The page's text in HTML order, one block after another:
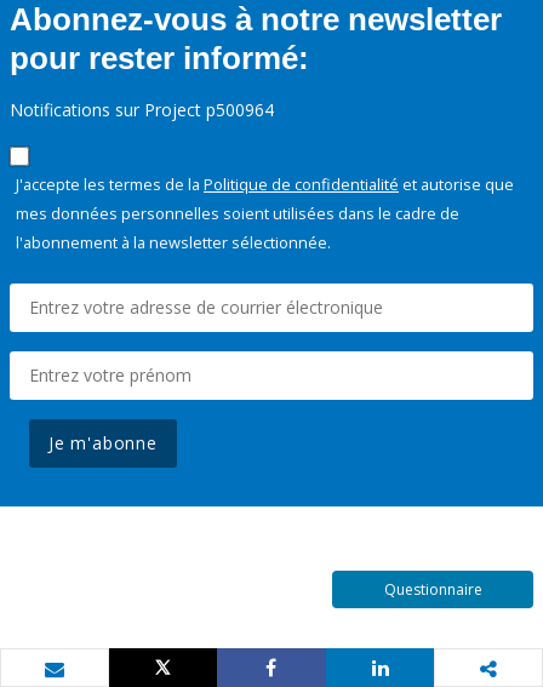
Abonnez-vous à notre newsletter
pour rester informé:
Notifications sur Project p500964
J'accepte les termes de la Politique de confidentialité et autorise que
mes données personnelles soient utilisées dans le cadre de
l'abonnement à la newsletter sélectionnée.
Je m'abonne
Questionnaire